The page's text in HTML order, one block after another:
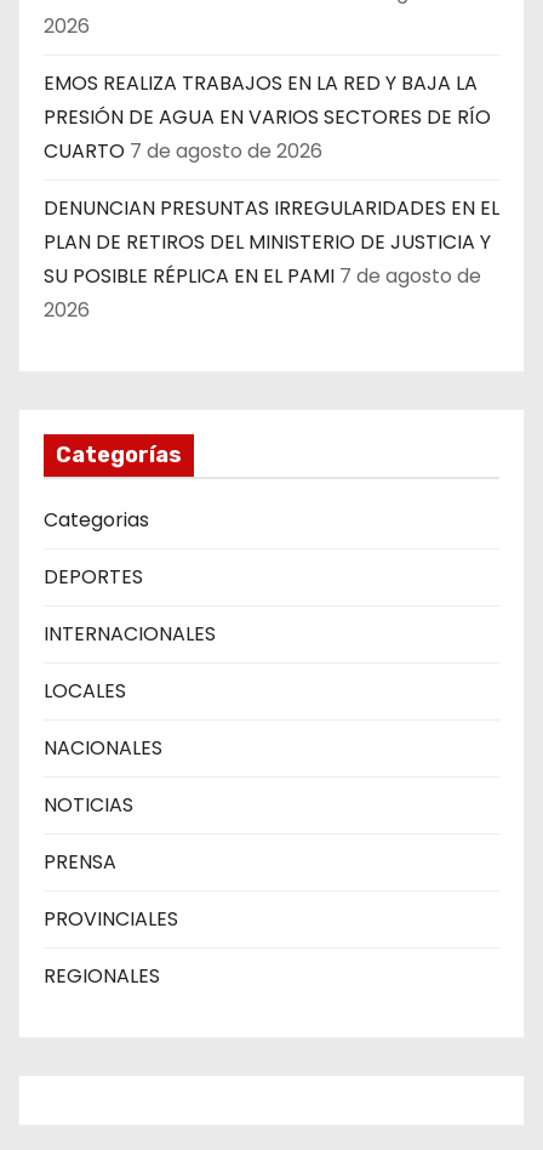
2026
EMOS REALIZA TRABAJOS EN LA RED Y BAJA LA
PRESIÓN DE AGUA EN VARIOS SECTORES DE RÍO
CUARTO 7 de agosto de 2026
DENUNCIAN PRESUNTAS IRREGULARIDADES EN EL
PLAN DE RETIROS DEL MINISTERIO DE JUSTICIA Y
SU POSIBLE RÉPLICA EN EL PAMI 7 de agosto de
2026
Categorías
Categorias
DEPORTES
INTERNACIONALES
LOCALES
NACIONALES
NOTICIAS
PRENSA
PROVINCIALES
REGIONALES